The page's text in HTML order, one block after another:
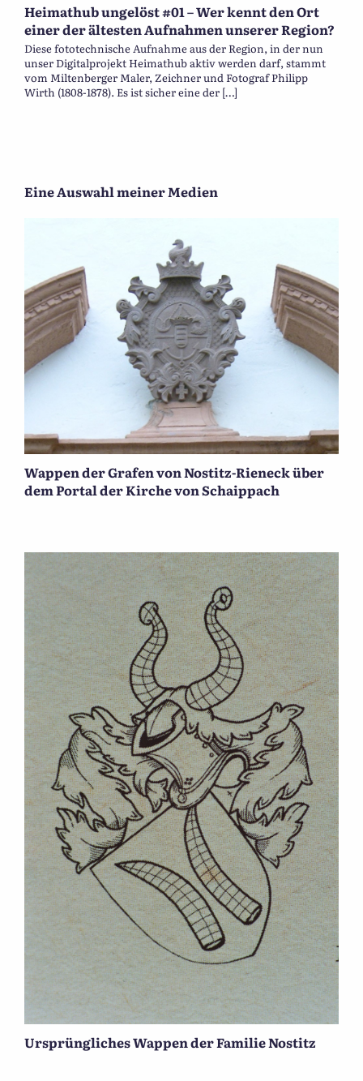
Heimathub ungelöst #01 – Wer kennt den Ort
einer der ältesten Aufnahmen unserer Region?
Diese fototechnische Aufnahme aus der Region, in der nun
unser Digitalprojekt Heimathub aktiv werden darf, stammt
vom Miltenberger Maler, Zeichner und Fotograf Philipp
Wirth (1808-1878). Es ist sicher eine der […]
Eine Auswahl meiner Medien
Wappen der Grafen von Nostitz-Rieneck über
dem Portal der Kirche von Schaippach
Ursprüngliches Wappen der Familie Nostitz